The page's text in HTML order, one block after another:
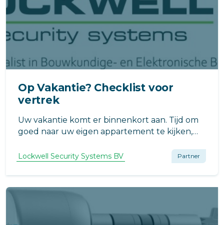
Op Vakantie? Checklist voor
vertrek
Uw vakantie komt er binnenkort aan. Tijd om
goed naar uw eigen appartement te kijken,
Misschien heeft u goedgekeurde
inbraaksignaleringssysteem en/of
beveiligingscamera’s.
Lockwell Security Systems BV Partner